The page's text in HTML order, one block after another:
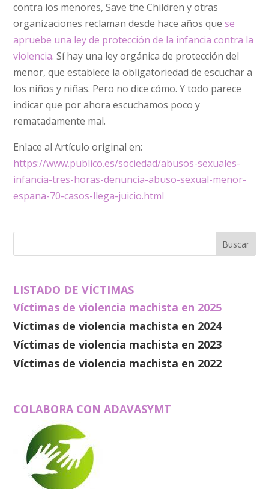
contra los menores, Save the Children y otras
organizaciones reclaman desde hace años quese
apruebe una ley de protección de la infancia contra la
violencia. Sí hay una ley orgánica de protección del
menor, que establece la obligatoriedad de escuchar a
los niños y niñas. Pero no dice cómo. Y todo parece
indicar que por ahora escuchamos poco y
rematadamente mal.
Enlace al Artículo original en:
https://www.publico.es/sociedad/abusos-sexuales-
infancia-tres-horas-denuncia-abuso-sexual-menor-
espana-70-casos-llega-juicio.html
LISTADO DE VÍCTIMAS
Víctimas de violencia machista en 2025
Víctimas de violencia machista en 2024
Víctimas de violencia machista en 2023
Víctimas de violencia machista en 2022
COLABORA CON ADAVASYMT